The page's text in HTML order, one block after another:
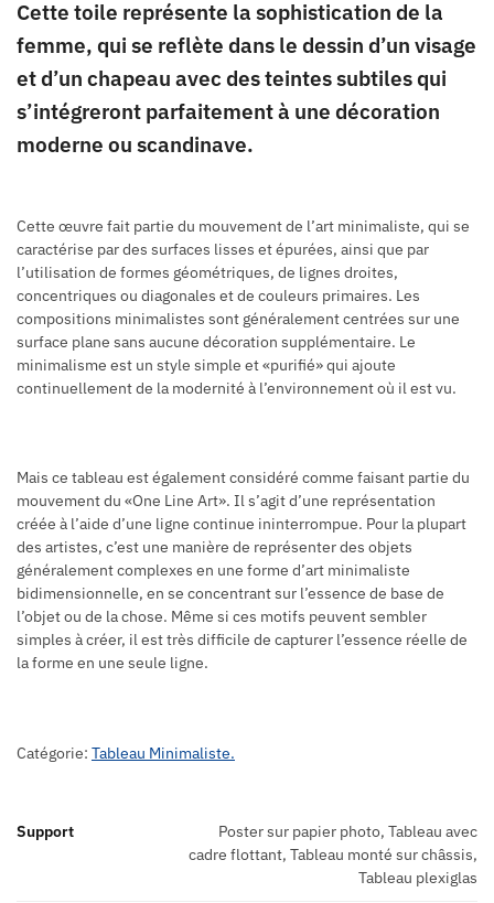
Cette toile représente la sophistication de la
femme, qui se reflète dans le dessin d’un visage
et d’un chapeau avec des teintes subtiles qui
s’intégreront parfaitement à une décoration
moderne ou scandinave.
Cette œuvre fait partie du mouvement de l’art minimaliste, qui se
caractérise par des surfaces lisses et épurées, ainsi que par
l’utilisation de formes géométriques, de lignes droites,
concentriques ou diagonales et de couleurs primaires. Les
compositions minimalistes sont généralement centrées sur une
surface plane sans aucune décoration supplémentaire. Le
minimalisme est un style simple et «purifié» qui ajoute
continuellement de la modernité à l’environnement où il est vu.
Mais ce tableau est également considéré comme faisant partie du
mouvement du «One Line Art». Il s’agit d’une représentation
créée à l’aide d’une ligne continue ininterrompue. Pour la plupart
des artistes, c’est une manière de représenter des objets
généralement complexes en une forme d’art minimaliste
bidimensionnelle, en se concentrant sur l’essence de base de
l’objet ou de la chose. Même si ces motifs peuvent sembler
simples à créer, il est très difficile de capturer l’essence réelle de
la forme en une seule ligne.
Catégorie: Tableau Minimaliste.
Support
Poster sur papier photo, Tableau avec
cadre flottant, Tableau monté sur châssis,
Tableau plexiglas